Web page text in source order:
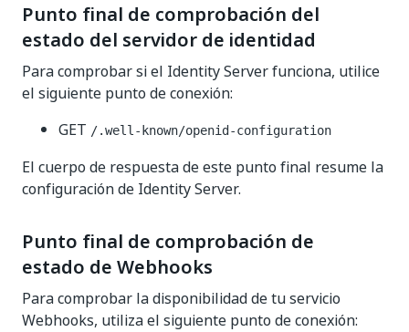
Punto final de comprobación del
estado del servidor de identidad
Para comprobar si el Identity Server funciona, utilice
el siguiente punto de conexión:
GET /.well-known/openid-configuration
El cuerpo de respuesta de este punto final resume la
configuración de Identity Server.
Punto final de comprobación de
estado de Webhooks
Para comprobar la disponibilidad de tu servicio
Webhooks, utiliza el siguiente punto de conexión: